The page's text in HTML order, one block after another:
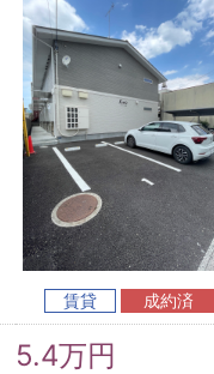
賃貸 成約済
5.4万円